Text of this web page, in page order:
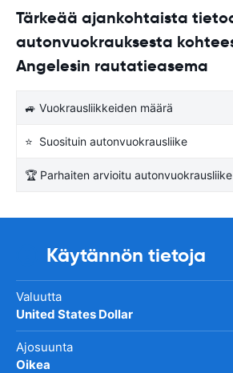
Tärkeää ajankohtaista
autonvuokrauksesta
Angelesin rautatieasema
🚙 Vuokrausliikkeiden määrä
⭐ Suosituin autonvuokrausliike
🏆 Parhaiten arvioitu autonvuokrausliike
Käytännön tietoja
Valuutta
United States Dollar
Ajosuunta
Oikea